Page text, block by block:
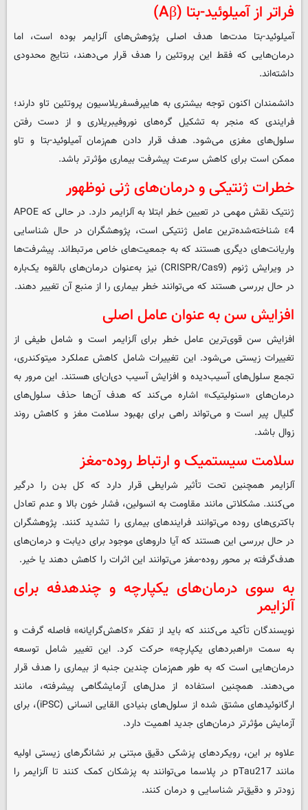
فراتر از آمیلوئید-بتا (Aβ)
آمیلوئید-بتا مدت‌ها هدف اصلی پژوهش‌های آلزایمر بوده است، اما
درمان‌هایی که فقط این پروتئین را هدف قرار می‌دهند، نتایج محدودی
داشته‌اند.
دانشمندان اکنون توجه بیشتری به هایپرفسفریلاسیون پروتئین تاو دارند؛
فرایندی که منجر به تشکیل گره‌های نوروفیبریلاری و از دست رفتن
سلول‌های مغزی می‌شود. هدف قرار دادن هم‌زمان آمیلوئید-بتا و تاو
ممکن است برای کاهش سرعت پیشرفت بیماری مؤثرتر باشد.
خطرات ژنتیکی و درمان‌های ژنی نوظهور
ژنتیک نقش مهمی در تعیین خطر ابتلا به آلزایمر دارد. در حالی که APOE
ε4 شناخته‌شده‌ترین عامل ژنتیکی است، پژوهشگران در حال شناسایی
واریانت‌های دیگری هستند که به جمعیت‌های خاص مرتبط‌اند. پیشرفت‌ها
در ویرایش ژنوم (CRISPR/Cas9) نیز به‌عنوان درمان‌های بالقوه یک‌باره
در حال بررسی هستند که می‌توانند خطر بیماری را از منبع آن تغییر دهند.
افزایش سن به ‌عنوان عامل اصلی
افزایش سن قوی‌ترین عامل خطر برای آلزایمر است و شامل طیفی از
تغییرات زیستی می‌شود. این تغییرات شامل کاهش عملکرد میتوکندری،
تجمع سلول‌های آسیب‌دیده و افزایش آسیب دی‌ان‌ای هستند. این مرور به
درمان‌های «سنولیتیک» اشاره می‌کند که هدف آن‌ها حذف سلول‌های
گلیال پیر است و می‌تواند راهی برای بهبود سلامت مغز و کاهش روند
زوال باشد.
سلامت سیستمیک و ارتباط روده-مغز
آلزایمر همچنین تحت تأثیر شرایطی قرار دارد که کل بدن را درگیر
می‌کنند. مشکلاتی مانند مقاومت به انسولین، فشار خون بالا و عدم تعادل
باکتری‌های روده می‌توانند فرایندهای بیماری را تشدید کنند. پژوهشگران
در حال بررسی این هستند که آیا داروهای موجود برای دیابت و درمان‌های
هدف‌گرفته بر محور روده-مغز می‌توانند این اثرات را کاهش دهند یا خیر.
به‌ سوی درمان‌های یکپارچه و چندهدفه برای
آلزایمر
نویسندگان تأکید می‌کنند که باید از تفکر «کاهش‌گرایانه» فاصله گرفت و
به سمت «راهبردهای یکپارچه» حرکت کرد. این تغییر شامل توسعه
درمان‌هایی است که به ‌طور هم‌زمان چندین جنبه از بیماری را هدف قرار
می‌دهند. همچنین استفاده از مدل‌های آزمایشگاهی پیشرفته، مانند
ارگانوئیدهای مشتق ‌شده از سلول‌های بنیادی القایی انسانی (iPSC)، برای
آزمایش مؤثرتر درمان‌های جدید اهمیت دارد.
علاوه بر این، رویکردهای پزشکی دقیق مبتنی بر نشانگرهای زیستی اولیه
مانند pTau217 در پلاسما می‌توانند به پزشکان کمک کنند تا آلزایمر را
زودتر و دقیق‌تر شناسایی و درمان کنند.